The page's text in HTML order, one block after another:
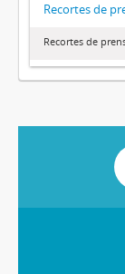
Recortes de
Recortes de